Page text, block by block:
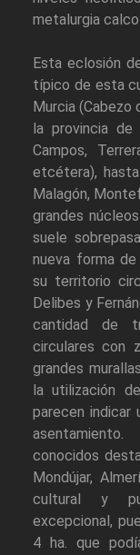
metalurgia
Esta eclosión
típico de esta
Murcia (Cabezo
la provincia de
Campos,
etcétera),
Malagón,
grandes
suele
nueva forma
su territorio
Delibes y
cantidad de
circulares con
grandes
la utilización
parecen indicar
conocidos
Mondújar,
cultural y
excepcional,
4 ha. que